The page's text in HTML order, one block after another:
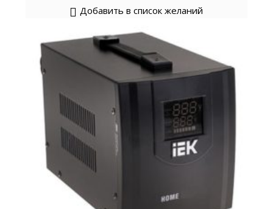
Добавить в список желаний